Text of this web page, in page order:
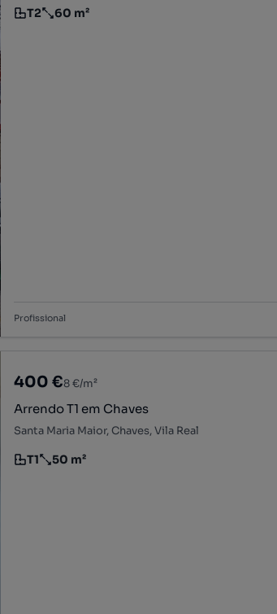
Tipologia
T2
Preço por metro quadrado
60 m²
Profissional
400 €8 €/m²
Arrendo T1 em Chaves
Santa Maria Maior, Chaves, Vila Real
Tipologia
T1
Preço por metro quadrado
50 m²